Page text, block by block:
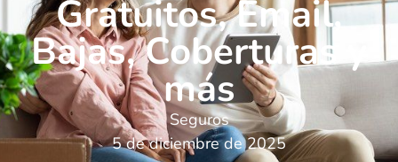
Gratuitos, Email,
Bajas, Coberturas y
más
Seguros
5 de diciembre de 2025